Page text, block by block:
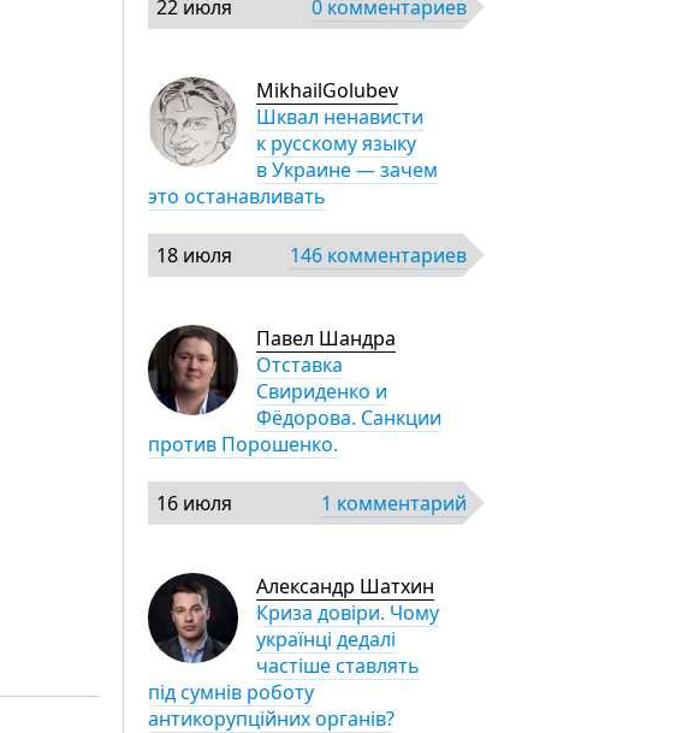
22 июля 0 комментариев
MikhailGolubev
Шквал ненависти
к русскому языку
в Украине — зачем
это останавливать
18 июля 146 комментариев
Павел Шандра
Отставка
Свириденко и
Фёдорова. Санкции
против Порошенко.
16 июля 1 комментарий
Александр Шатхин
Криза довіри. Чому
українці дедалі
частіше ставлять
під сумнів роботу
антикорупційних органів?